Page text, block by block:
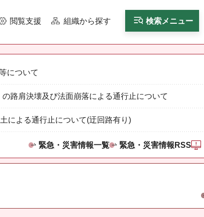
閲覧支援 組織から探す 検索メニュー
について
路肩決壊及び法面崩落による通行止について
による通行止について(迂回路有り)
緊急・災害情報一覧 緊急・災害情報RSS